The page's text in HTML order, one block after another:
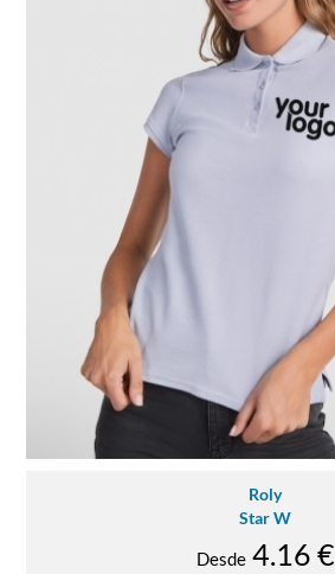
Roly
Star W
Desde4.16 €